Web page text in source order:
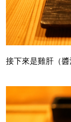
接下來是雞肝（醬